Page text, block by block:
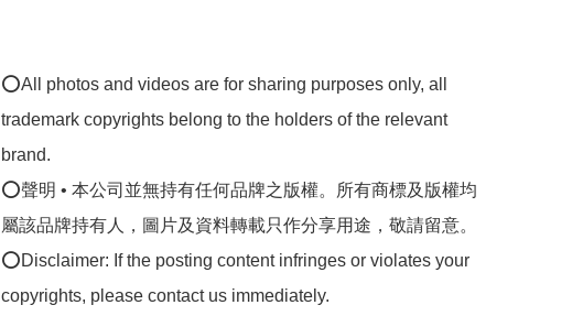
⭕All photos and videos are for sharing purposes only, all
trademark copyrights belong to the holders of the relevant
brand.
⭕聲明 • 本公司並無持有任何品牌之版權。所有商標及版權均
屬該品牌持有人，圖片及資料轉載只作分享用途，敬請留意。
⭕Disclaimer: If the posting content infringes or violates your
copyrights, please contact us immediately.